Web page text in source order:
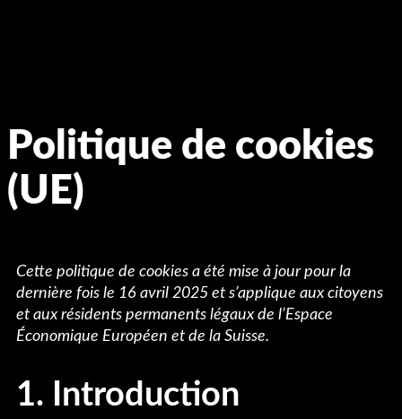
Politique de cookies
(UE)
Cette politique de cookies a été mise à jour pour la
dernière fois le 16 avril 2025 et s’applique aux citoyens
et aux résidents permanents légaux de l’Espace
Économique Européen et de la Suisse.
1. Introduction